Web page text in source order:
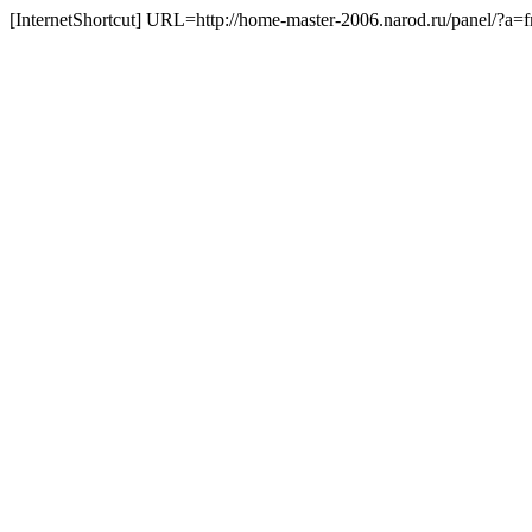
[InternetShortcut] URL=http://home-master-2006.narod.ru/panel/